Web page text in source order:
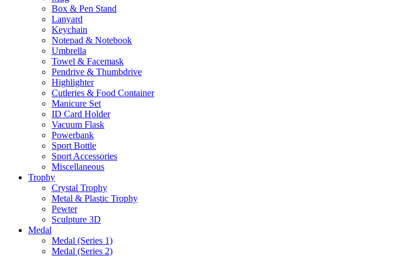
Box & Pen Stand
Lanyard
Keychain
Notepad & Notebook
Umbrella
Towel & Facemask
Pendrive & Thumbdrive
Highlighter
Cutleries & Food Container
Manicure Set
ID Card Holder
Vacuum Flask
Powerbank
Sport Bottle
Sport Accessories
Miscellaneous
Trophy
Crystal Trophy
Metal & Plastic Trophy
Pewter
Sculpture 3D
Medal
Medal (Series 1)
Medal (Series 2)